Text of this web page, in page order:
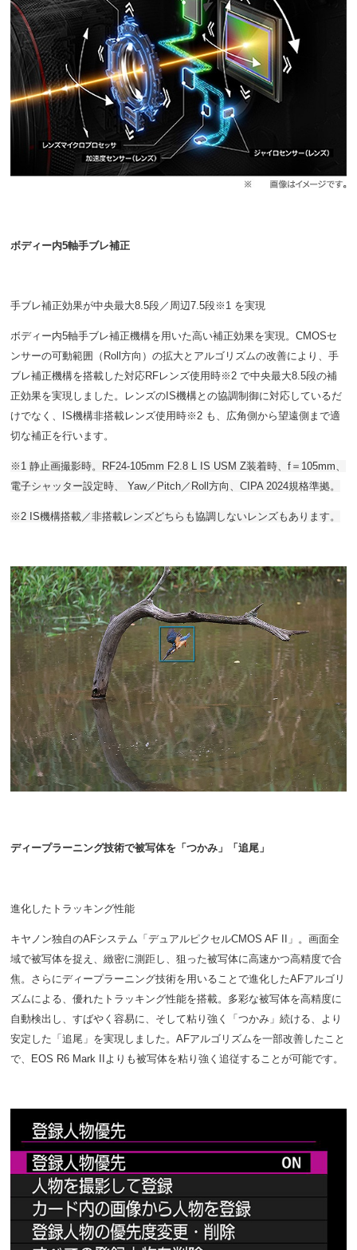
ボディー内5軸手ブレ補正
手ブレ補正効果が中央最大8.5段／周辺7.5段※1 を実現
ボディー内5軸手ブレ補正機構を用いた高い補正効果を実現。CMOSセ
ンサーの可動範囲（Roll方向）の拡大とアルゴリズムの改善により、手
ブレ補正機構を搭載した対応RFレンズ使用時※2 で中央最大8.5段の補
正効果を実現しました。レンズのIS機構との協調制御に対応しているだ
けでなく、IS機構非搭載レンズ使用時※2 も、広角側から望遠側まで適
切な補正を行います。
※1 静止画撮影時。RF24-105mm F2.8 L IS USM Z装着時、f＝105mm、
電子シャッター設定時、 Yaw／Pitch／Roll方向、CIPA 2024規格準拠。
※2 IS機構搭載／非搭載レンズどちらも協調しないレンズもあります。
ディープラーニング技術で被写体を「つかみ」「追尾」
進化したトラッキング性能
キヤノン独自のAFシステム「デュアルピクセルCMOS AF II」。画面全
域で被写体を捉え、緻密に測距し、狙った被写体に高速かつ高精度で合
焦。さらにディープラーニング技術を用いることで進化したAFアルゴリ
ズムによる、優れたトラッキング性能を搭載。多彩な被写体を高精度に
自動検出し、すばやく容易に、そして粘り強く「つかみ」続ける、より
安定した「追尾」を実現しました。AFアルゴリズムを一部改善したこと
で、EOS R6 Mark IIよりも被写体を粘り強く追従することが可能です。